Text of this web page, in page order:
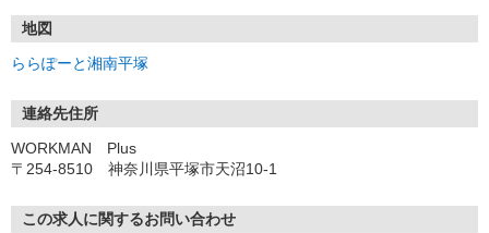
地図
ららぽーと湘南平塚
連絡先住所
WORKMAN Plus
〒254-8510 神奈川県平塚市天沼10-1
この求人に関するお問い合わせ